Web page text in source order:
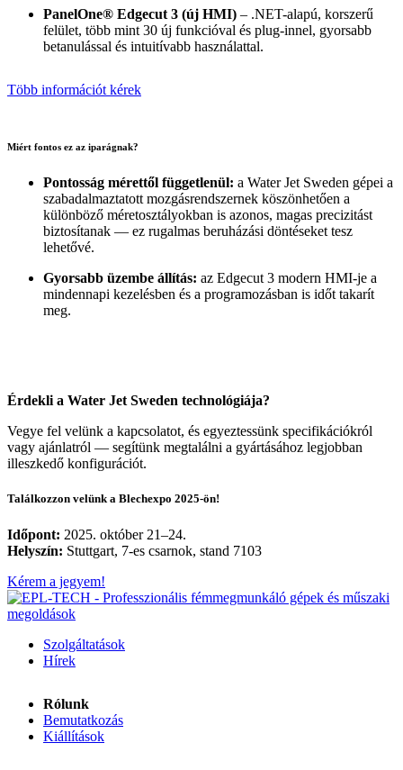
PanelOne® Edgecut 3 (új HMI) – .NET-alapú, korszerű
felület, több mint 30 új funkcióval és plug-innel, gyorsabb
betanulással és intuitívabb használattal.
Több információt kérek
Miért fontos ez az iparágnak?
Pontosság mérettől függetlenül: a Water Jet Sweden gépei a
szabadalmaztatott mozgásrendszernek köszönhetően a
különböző méretosztályokban is azonos, magas precizitást
biztosítanak — ez rugalmas beruházási döntéseket tesz
lehetővé.
Gyorsabb üzembe állítás: az Edgecut 3 modern HMI-je a
mindennapi kezelésben és a programozásban is időt takarít
meg.
Érdekli a Water Jet Sweden technológiája?
Vegye fel velünk a kapcsolatot, és egyeztessünk specifikációkról
vagy ajánlatról — segítünk megtalálni a gyártásához legjobban
illeszkedő konfigurációt.
Találkozzon velünk a Blechexpo 2025-ön!
Időpont: 2025. október 21–24.
Helyszín: Stuttgart, 7-es csarnok, stand 7103
Kérem a jegyem!
Szolgáltatások
Hírek
Rólunk
Bemutatkozás
Kiállítások